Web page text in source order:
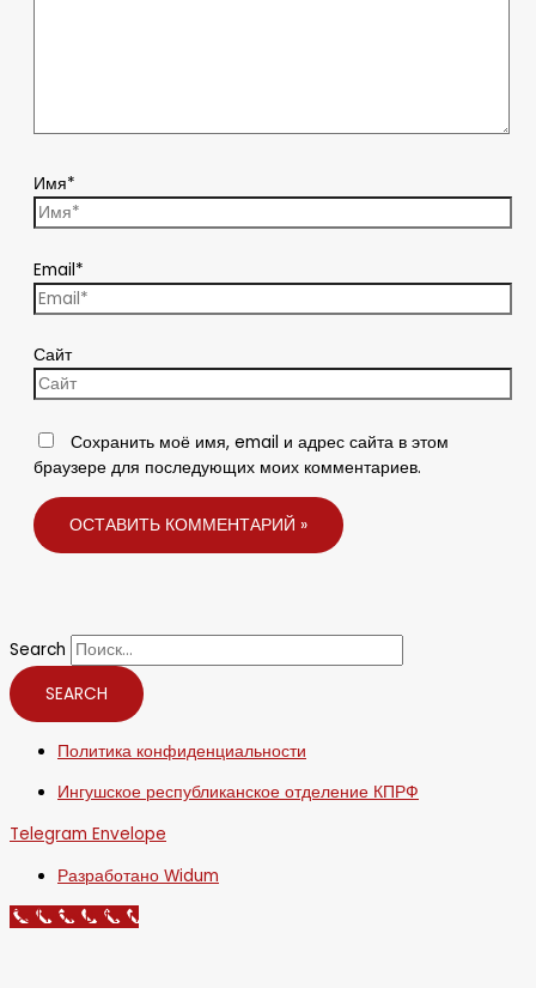
Имя*
Email*
Сайт
Сохранить моё имя, email и адрес сайта в этом
браузере для последующих моих комментариев.
Search
SEARCH
Политика конфиденциальности
Ингушское республиканское отделение КПРФ
Telegram Envelope
Разработано Widum
Call Now Button